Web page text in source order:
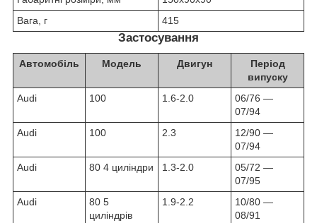
Вага, г
415
Застосування
Автомобіль Модель Двигун
Період
випуску
Audi
100 1.6-2.0
06/76 ―
07/94
Audi
100 2.3
12/90 ―
07/94
Audi
80 4 циліндри 1.3-2.0
05/72 ―
07/95
Audi
80 5
циліндрів
1.9-2.2
10/80 ―
08/91